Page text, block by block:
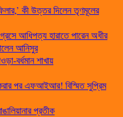
কী উত্তর দিলেন তৃণমূলের
আধিপত্য হারাতে পারেন অধীর
আনিসুর
বর্ধমান শাখায়
পর এফআইআর! বিস্মিত সুপ্রিম
প্রতীক